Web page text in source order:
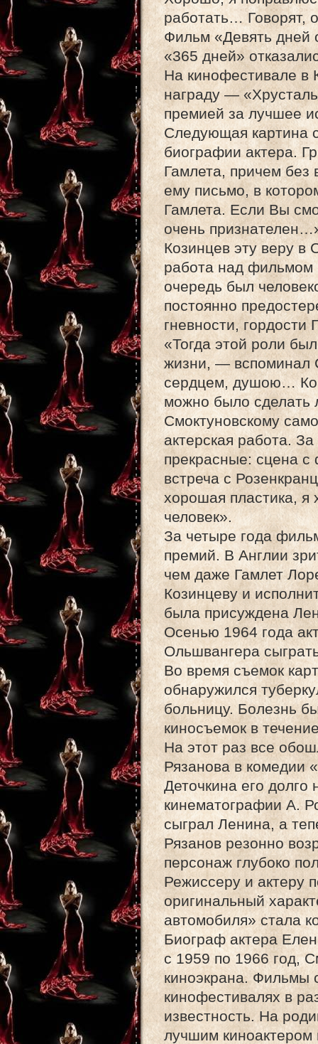
работать… Говорят,
Фильм «Девять дней
«365 дней»
На кинофестивале в
награду —
премией за лучшее
Следующая картина
биографии актера.
Гамлета, причем без
ему письмо, в
Гамлета. Если Вы
очень
Козинцев эту веру в
работа над фильмом
очередь был
постоянно
гневности, гордости
«Тогда этой роли
жизни, — вспоминал
сердцем, душою…
можно было
Смоктуновскому
актерская работа.
прекрасные: сцена с
встреча с
хорошая пластика, я
человек».
За четыре года
премий. В Англии
чем даже Гамлет
Козинцеву и
была присуждена
Осенью 1964 года
Ольшвангера
Во время съемок
обнаружился
больницу. Болезнь
киносъемок в
На этот раз все
Рязанова в комедии
Деточкина его
кинематографии А.
сыграл Ленина, а
Рязанов резонно
персонаж глубоко
Режиссеру и актеру
оригинальный
автомобиля» стала
Биограф актера
с 1959 по 1966 год,
киноэкрана. Фильмы
кинофестивалях в
известность. На
лучшим киноактером